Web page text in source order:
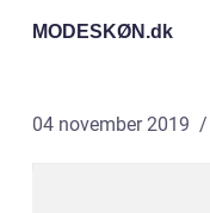
MODESKØN.dk
04 november 2019